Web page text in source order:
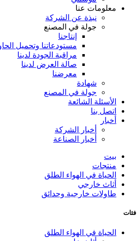
معلومات عنا
نبذة عن الشركة
جولة في المصنع
إنتاجنا
مستودعاتنا وتحميل
مراقبة الجودة لدينا
صالة العرض لدينا
معرضنا
شهادة
جولة في المصنع
الأسئلة الشائعة
اتصل بنا
أخبار
أخبار الشركة
أخبار الصناعة
بيت
منتجات
الحياة في الهواء الطلق
أثاث خارجي
طاولات خارجية وحدائق
فئات
الحياة في الهواء الطلق